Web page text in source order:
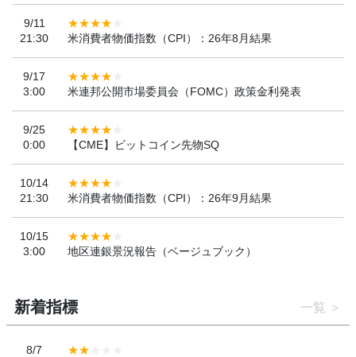
9/11
21:30
米消費者物価指数（CPI）：26年8月結果
9/17
3:00
米連邦公開市場委員会（FOMC）政策金利発表
9/25
0:00
【CME】ビットコイン先物SQ
10/14
21:30
米消費者物価指数（CPI）：26年9月結果
10/15
3:00
地区連銀景況報告（ベージュブック）
新着指標 一覧
8/7